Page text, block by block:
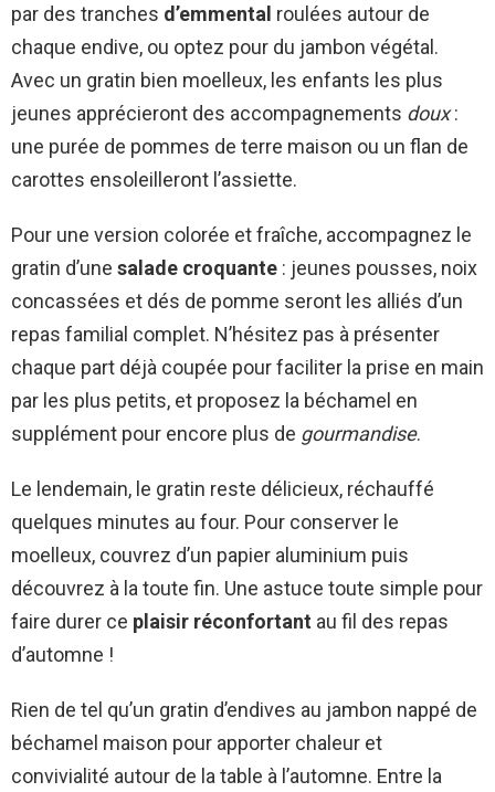
par des tranches d’emmental roulées autour de
chaque endive, ou optez pour du jambon végétal.
Avec un gratin bien moelleux, les enfants les plus
jeunes apprécieront des accompagnements doux:
une purée de pommes de terre maison ou un flan de
carottes ensoleilleront l’assiette.
Pour une version colorée et fraîche, accompagnez le
gratin d’une salade croquante : jeunes pousses, noix
concassées et dés de pomme seront les alliés d’un
repas familial complet. N’hésitez pas à présenter
chaque part déjà coupée pour faciliter la prise en main
par les plus petits, et proposez la béchamel en
supplément pour encore plus de gourmandise.
Le lendemain, le gratin reste délicieux, réchauffé
quelques minutes au four. Pour conserver le
moelleux, couvrez d’un papier aluminium puis
découvrez à la toute fin. Une astuce toute simple pour
faire durer ce plaisir réconfortant au fil des repas
d’automne !
Rien de tel qu’un gratin d’endives au jambon nappé de
béchamel maison pour apporter chaleur et
convivialité autour de la table à l’automne. Entre la